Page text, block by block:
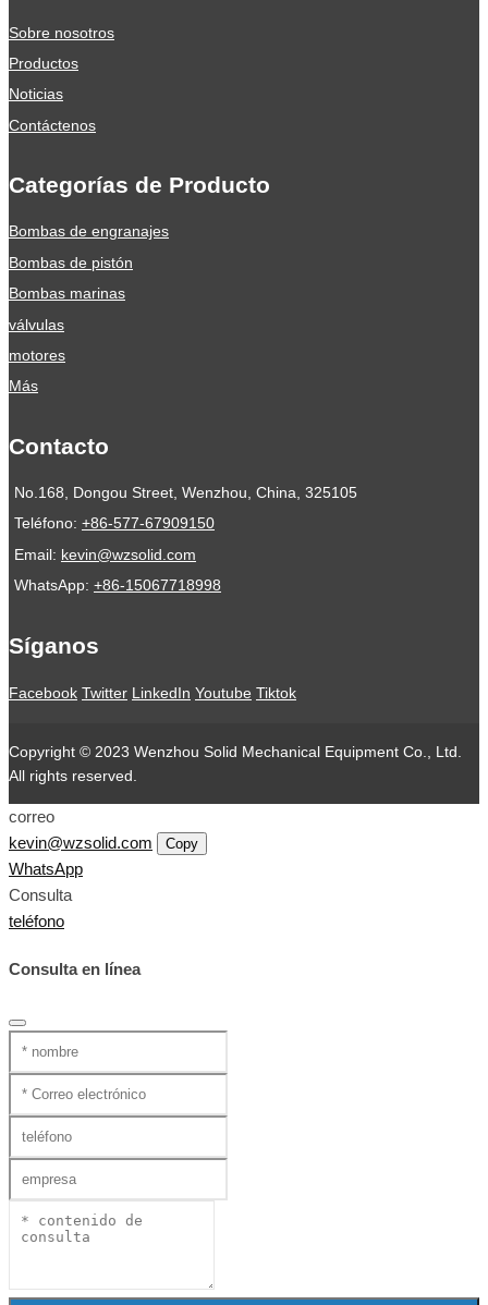
Sobre nosotros
Productos
Noticias
Contáctenos
Categorías de Producto
Bombas de engranajes
Bombas de pistón
Bombas marinas
válvulas
motores
Más
Contacto
No.168, Dongou Street, Wenzhou, China, 325105
Teléfono: +86-577-67909150
Email: kevin@wzsolid.com
WhatsApp: +86-15067718998
Síganos
Facebook Twitter LinkedIn Youtube Tiktok
Copyright © 2023 Wenzhou Solid Mechanical Equipment Co., Ltd.
All rights reserved.
correo
kevin@wzsolid.com
Copy
WhatsApp
Consulta
teléfono
Consulta en línea